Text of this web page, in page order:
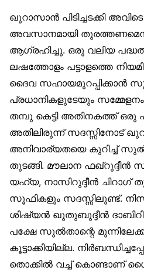
ഖുറാസാന്‍ പിടിച്ചടക്കി
അവസാനമായി
ആഗ്രഹിച്ചു. ഒരു വലിയ
ലഷത്തോളം പട്ടാളത്തെ
ദൈവ സഹായമുറപ്പിക്കാന്‍
പ്രധാനികളുടേയും സമ്മേളനം
തമ്പു കെട്ടി അതിനകത്ത് ഒരു
അതിലിരുന്ന് സദസ്സിനോട്
അനിവാര്യതയെ കുറിച്ച്
തുടങ്ങി. മൗലാന ഫഖ്‌റുദ്ദീന്‍
യഹ്‌യ, നാസിറുദ്ദീന്‍ ചിറാഗ്
സൂഫികളും സദസ്സിലുണ്ട്.
ശിഷ്യന്‍ ഖുതുബുദ്ദീന്‍
പക്ഷേ സുല്‍താന്റെ
കൂട്ടാക്കിയില്ല.
തൊക്കില്‍ വച്ച് കൊണ്ടാണ്